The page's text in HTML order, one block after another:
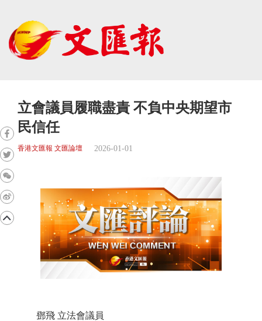
立會議員履職盡責 不負中央期望市
民信任
香港文匯報 文匯論壇 2026-01-01
鄧飛 立法會議員